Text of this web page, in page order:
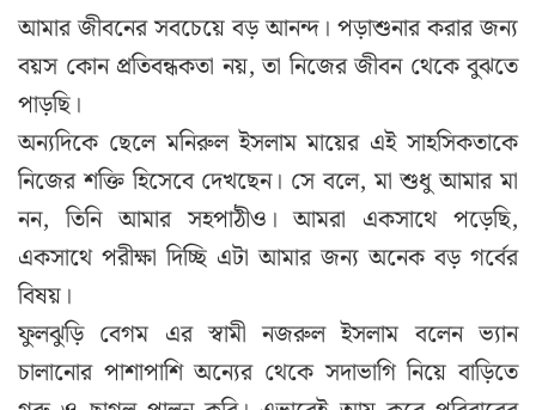
আমার জীবনের সবচেয়ে বড় আনন্দ। পড়াশুনার করার জন্য
বয়স কোন প্রতিবন্ধকতা নয়, তা নিজের জীবন থেকে বুঝতে
পাড়ছি।
অন্যদিকে ছেলে মনিরুল ইসলাম মায়ের এই সাহসিকতাকে
নিজের শক্তি হিসেবে দেখছেন। সে বলে, মা শুধু আমার মা
নন, তিনি আমার সহপাঠীও। আমরা একসাথে পড়েছি,
একসাথে পরীক্ষা দিচ্ছি এটা আমার জন্য অনেক বড় গর্বের
বিষয়।
ফুলঝুড়ি বেগম এর স্বামী নজরুল ইসলাম বলেন ভ্যান
চালানোর পাশাপাশি অন্যের থেকে সদাভাগি নিয়ে বাড়িতে